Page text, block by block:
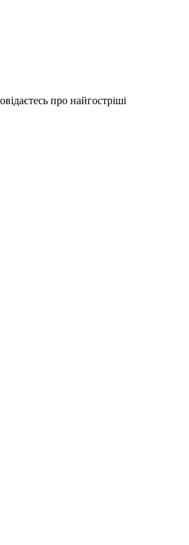
про найгостріші